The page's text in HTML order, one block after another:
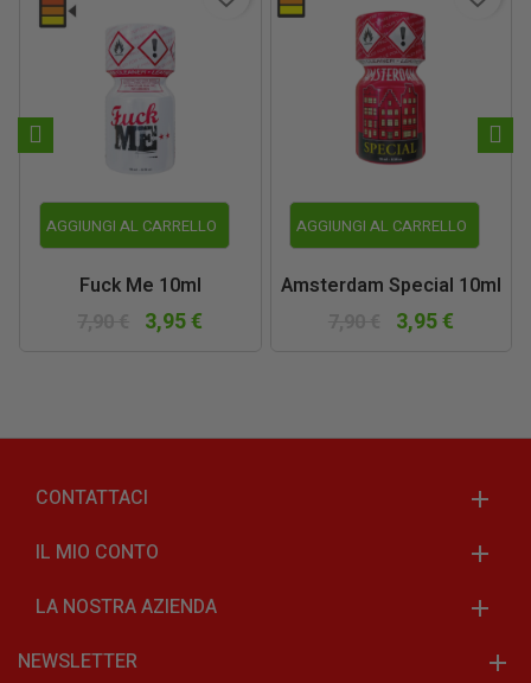
AGGIUNGI AL CARRELLO
Fuck Me 10ml
3,95 €
AGGIUNGI AL CARRELLO
Amsterdam Special 10ml
3,95 €
CONTATTACI
IL MIO CONTO
LA NOSTRA AZIENDA
NEWSLETTER